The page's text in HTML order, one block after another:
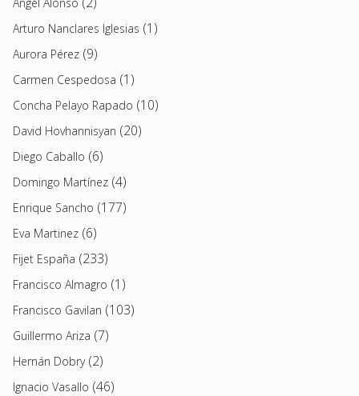
Arturo Nanclares Iglesias (1)
Aurora Pérez (9)
Carmen Cespedosa (1)
Concha Pelayo Rapado (10)
David Hovhannisyan (20)
Diego Caballo (6)
Domingo Martínez (4)
Enrique Sancho (177)
Eva Martinez (6)
Fijet España (233)
Francisco Almagro (1)
Francisco Gavilan (103)
Guillermo Ariza (7)
Hernán Dobry(2)
Ignacio Vasallo (46)